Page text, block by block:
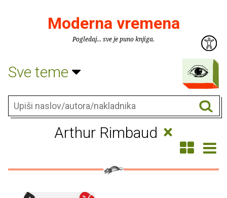
Moderna vremena
Pogledaj... sve je puno knjiga.
Sve teme
Arthur Rimbaud ×